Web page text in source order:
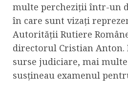
multe percheziții într-un
în care sunt vizați
Autorității Rutiere
directorul Cristian
surse judiciare, mai
susțineau examenul